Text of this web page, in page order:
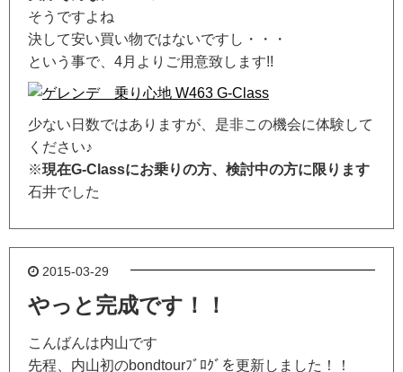
そうですよね
決して安い買い物ではないですし・・・
という事で、4月よりご用意致します!!
少ない日数ではありますが、是非この機会に体験して
ください♪
※現在G-Classにお乗りの方、検討中の方に限ります
石井でした
2015-03-29
やっと完成です！！
こんばんは内山です
先程、内山初のbondtourﾌﾞﾛｸﾞを更新しました！！